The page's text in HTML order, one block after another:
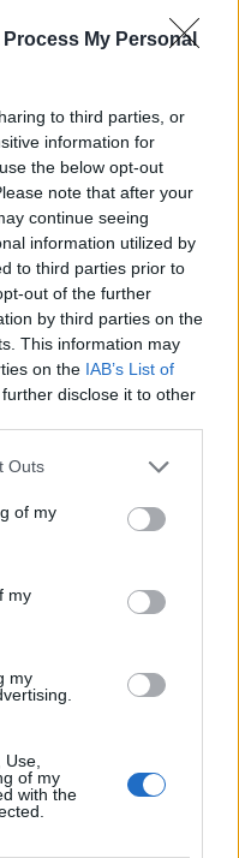
Process My Personal
to third parties, or
information for
the below opt-out
note that after your
continue seeing
information utilized by
to third parties prior to
out of the further
by third parties on the
This information may
on the IAB’s List of
disclose it to other
Outs
of my
my
my
of my
with the
avenes/dzērvenes
ar cukuru, tad
arī miltus.
taukvielu un tajos
tukšs.
cep 180 grādos
ar pūdercukuru,
sieru.
liec tējkaroti
uzgali spied gatavo